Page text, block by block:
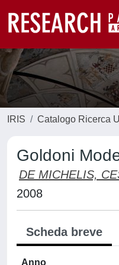
IRIS Catalogo Ricerca
Goldoni
DE MICHELIS,
2008
Scheda breve
Anno